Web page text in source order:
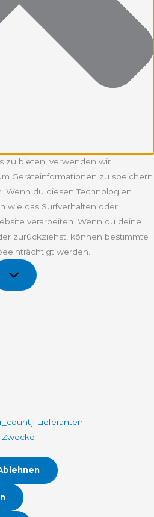
zu bieten, verwenden wir
Geräteinformationen zu speichern
Wenn du diesen Technologien
wie das Surfverhalten oder
verarbeiten. Wenn du deine
zurückziehst, können bestimmte
werden.
Lieferanten
Zwecke